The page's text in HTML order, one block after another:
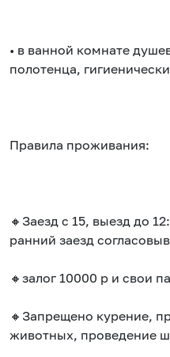
• в ванной комнате
полотенца,
Правила проживания:
🔸Заезд с 15, выезд до
ранний заезд
🔸залог 10000 р и свои
🔸Запрещено курение,
животных, проведение